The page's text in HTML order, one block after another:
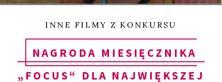
ludzi. Nic sobie nie robi z zagrożenia terrorystami
ISIS, talibów i z wybijanych w jego domu szyb.
Spędza czas z lokalnymi muzykami, załatwia
dzieciom miejsce w szkole, a przede wszystkim
kręci filmy, których scenariusze są oparte na ich
INNE FILMY Z KONKURSU
NAGRODA MIESIĘCZNIKA
„FOCUS“ DLA NAJWIĘKSZEJ